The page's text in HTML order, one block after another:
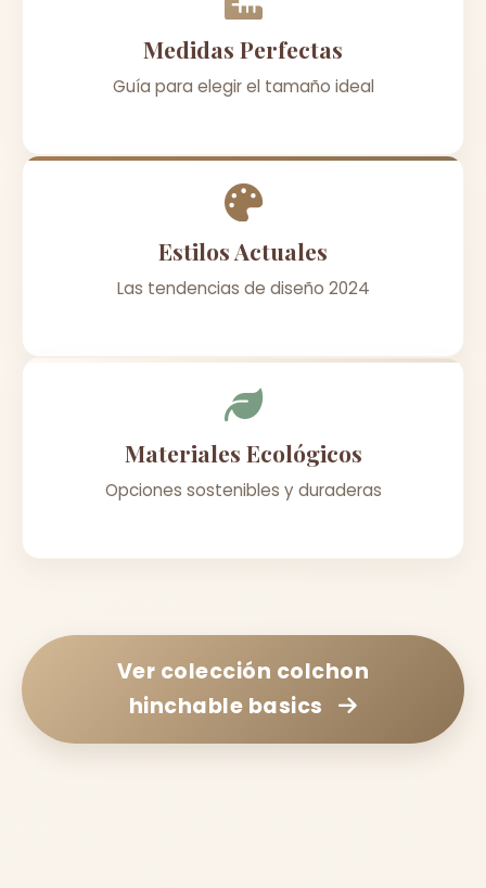
Medidas Perfectas
Guía para elegir el tamaño ideal
Estilos Actuales
Las tendencias de diseño 2024
Materiales Ecológicos
Opciones sostenibles y duraderas
Ver colección colchon
hinchable basics